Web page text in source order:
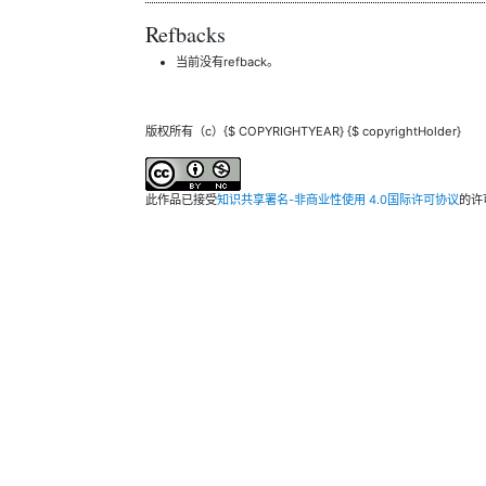
Refbacks
当前没有refback。
版权所有（c）{$ COPYRIGHTYEAR} {$ copyrightHolder}
此作品已接受知识共享署名-非商业性使用 4.0国际许可协议的